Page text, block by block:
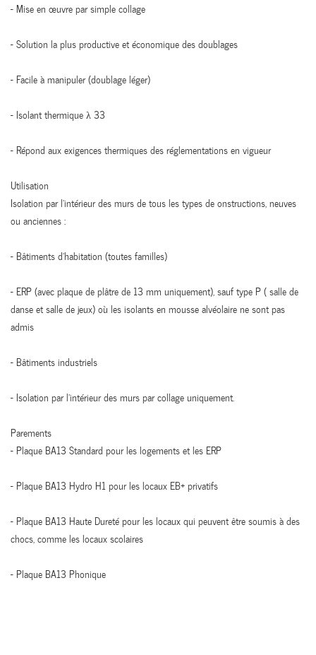
- Mise en œuvre par simple collage
- Solution la plus productive et économique des doublages
- Facile à manipuler (doublage léger)
- Isolant thermique λ 33
- Répond aux exigences thermiques des réglementations en vigueur
Utilisation
Isolation par l’intérieur des murs de tous les types de onstructions, neuves
ou anciennes :
- Bâtiments d’habitation (toutes familles)
- ERP (avec plaque de plâtre de 13 mm uniquement), sauf type P ( salle de
danse et salle de jeux) où les isolants en mousse alvéolaire ne sont pas
admis
- Bâtiments industriels
- Isolation par l’intérieur des murs par collage uniquement.
Parements
- Plaque BA13 Standard pour les logements et les ERP
- Plaque BA13 Hydro H1 pour les locaux EB+ privatifs
- Plaque BA13 Haute Dureté pour les locaux qui peuvent être soumis à des
chocs, comme les locaux scolaires
- Plaque BA13 Phonique